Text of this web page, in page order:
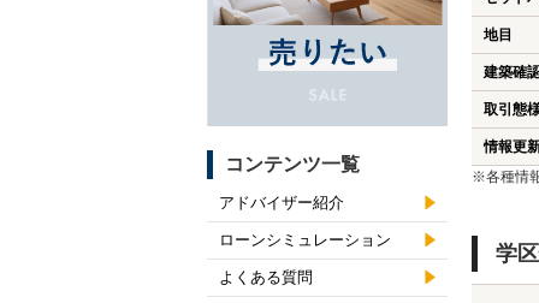
地目
建築確
取引態
情報更
※各種情
学
コンテンツ一覧
アドバイザー紹介
ローンシミュレーション
よくある質問